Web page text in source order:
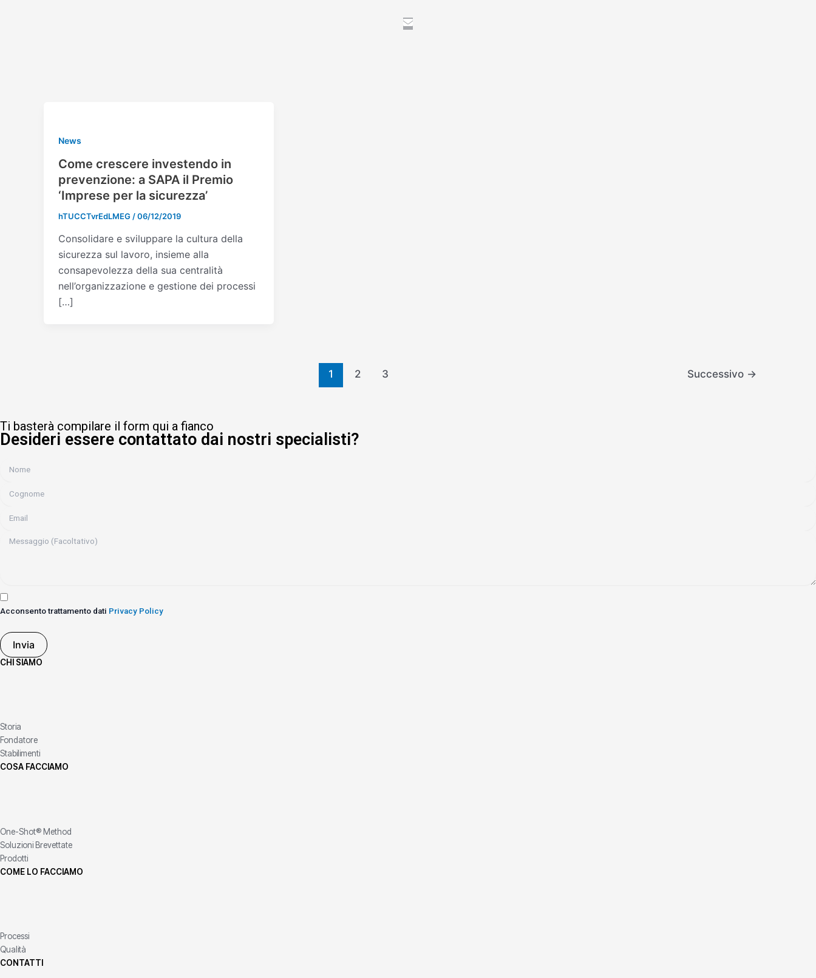
News
Come crescere investendo in
prevenzione: a SAPA il Premio
‘Imprese per la sicurezza’
hTUCCTvrEdLMEG /06/12/2019
Consolidare e sviluppare la cultura della
sicurezza sul lavoro, insieme alla
consapevolezza della sua centralità
nell’organizzazione e gestione dei processi
[…]
1 2 3 Successivo →
Desideri essere contattato dai nostri specialisti?
Ti basterà compilare il form qui a fianco
Acconsento trattamento dati Privacy Policy
Invia
CHI SIAMO
Storia
Fondatore
Stabilimenti
COSA FACCIAMO
One-Shot® Method
Soluzioni Brevettate
Prodotti
COME LO FACCIAMO
Processi
Qualità
CONTATTI